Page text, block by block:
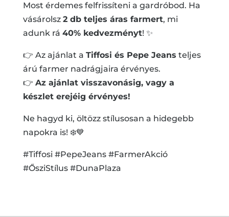
Most érdemes felfrissíteni a gardróbod. Ha
vásárolsz 2 db teljes áras farmert, mi
adunk rá 40% kedvezményt! ✨
👉 Az ajánlat a Tiffosi és Pepe Jeans teljes
árú farmer nadrágjaira érvényes.
👉 Az ajánlat visszavonásig, vagy a
készlet erejéig érvényes!
Ne hagyd ki, öltözz stílusosan a hidegebb
napokra is! ❄️💙
#Tiffosi #PepeJeans #FarmerAkció
#ŐsziStílus #DunaPlaza